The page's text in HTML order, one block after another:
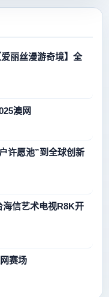
丽丝漫游奇境】全
澳网
许愿池”到全球创新
信艺术电视R8K开
赛场